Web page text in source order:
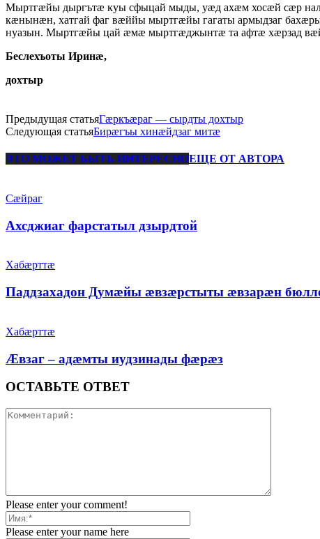
Мыртгӕйы дыргътӕ куы сфыцай мыды, уӕд ахӕм хосӕй сӕр
кӕнынӕн, хатгай фаг вӕййы мыртгӕйы гагаты армыдзаг
нуазын. Мыртгӕйы цай ӕмӕ мыртгӕджынтӕ та афтӕ хӕрзад
Беслехъоты Иринӕ,
дохтыр
Предыдущая статьяГӕркъӕраг — сырдты дохтыр
Следующая статьяБирӕгъы хинӕйдзаг митӕ
ЭТО МОЖЕТ БЫТЬ ИНТЕРЕСНОЕЩЕ ОТ АВТОРА
Сæйраг
Ахсджиаг фарстатыл дзырдтой
Хабæрттæ
Паддзахадон Думæйы æвзæрстыты æвзарæн
Хабæрттæ
Æвзаг – адæмты иудзинады фæрæз
ОСТАВЬТЕ ОТВЕТ
Please enter your comment!
Please enter your name here